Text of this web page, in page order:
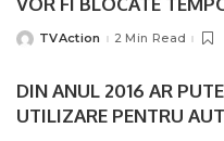
PostedTVAction 2 Min Read
DIN ANUL 2016 AR
UTILIZARE PENTRU